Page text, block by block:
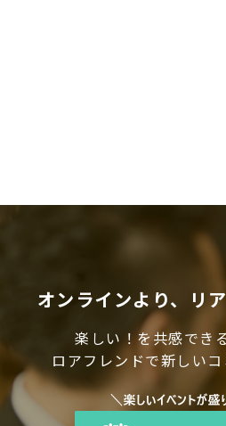
オンラインより、リ
楽しい！を共感でき
ロアフレンドで新しい